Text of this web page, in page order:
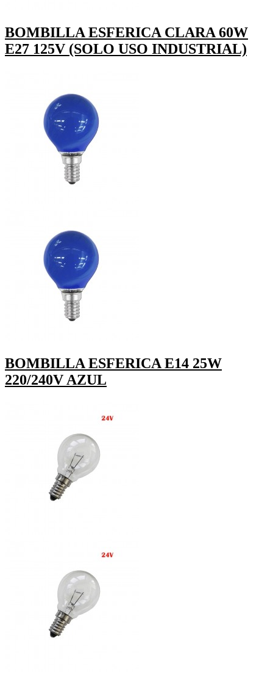
BOMBILLA ESFERICA CLARA 60W
E27 125V (SOLO USO INDUSTRIAL)
BOMBILLA ESFERICA E14 25W
220/240V AZUL